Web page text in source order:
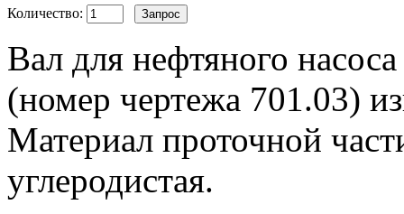
Количество:
Вал для нефтяного
(номер чертежа 701.03)
Материал проточной
углеродистая.